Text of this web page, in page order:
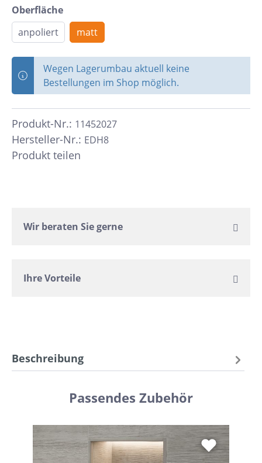
Oberfläche
anpoliert
matt
Wegen Lagerumbau aktuell keine
Bestellungen im Shop möglich.
Hersteller-Nr.: EDH8
Produkt-Nr.: 11452027
Produkt teilen
Wir beraten Sie gerne
Ihre Vorteile
Beschreibung
Passendes Zubehör